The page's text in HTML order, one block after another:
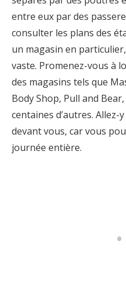
entre eux par des
consulter les plans des
un magasin en
vaste. Promenez-vous à
des magasins tels que
Body Shop, Pull and
centaines d’autres. Allez-
devant vous, car vous
journée entière.